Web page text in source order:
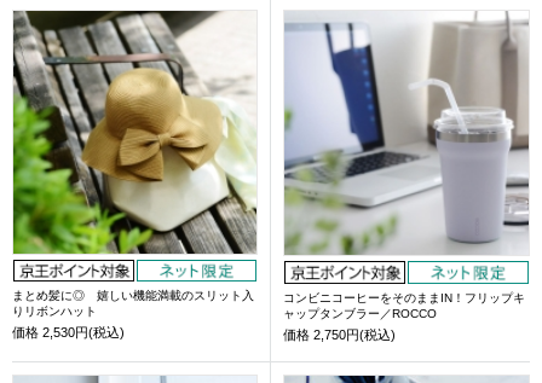
まとめ髪に◎ 嬉しい機能満載のスリット入
りリボンハット
価格 2,530円(税込)
コンビニコーヒーをそのままIN！フリップキ
ャップタンブラー／ROCCO
価格 2,750円(税込)